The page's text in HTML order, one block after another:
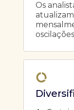
Os
atualizam